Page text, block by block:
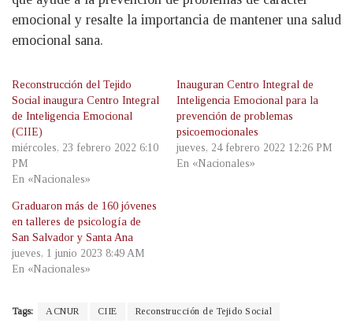
emocional y resalte la importancia de mantener una salud
emocional sana.
Reconstrucción del Tejido
Social inaugura Centro Integral
de Inteligencia Emocional
(CIIE)
miércoles, 23 febrero 2022 6:10
PM
En «Nacionales»
Inauguran Centro Integral de
Inteligencia Emocional para la
prevención de problemas
psicoemocionales
jueves, 24 febrero 2022 12:26 PM
En «Nacionales»
Graduaron más de 160 jóvenes
en talleres de psicología de
San Salvador y Santa Ana
jueves, 1 junio 2023 8:49 AM
En «Nacionales»
Tags: ACNUR CIIE Reconstrucción de Tejido Social